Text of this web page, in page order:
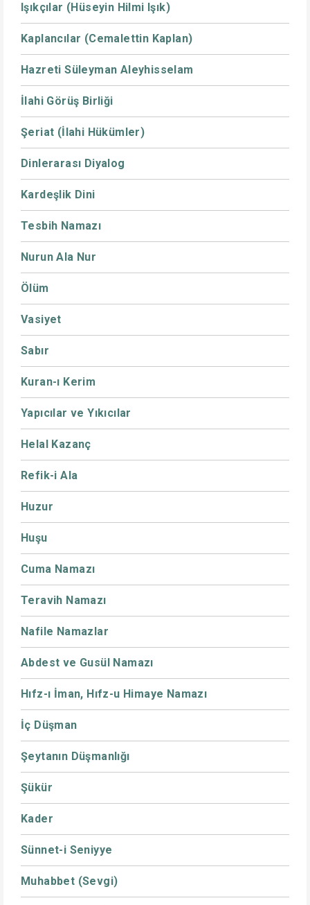
Işıkçılar (Hüseyin Hilmi Işık)
Kaplancılar (Cemalettin Kaplan)
Hazreti Süleyman Aleyhisselam
İlahi Görüş Birliği
Şeriat (İlahi Hükümler)
Dinlerarası Diyalog
Kardeşlik Dini
Tesbih Namazı
Nurun Ala Nur
Ölüm
Vasiyet
Sabır
Kuran-ı Kerim
Yapıcılar ve Yıkıcılar
Helal Kazanç
Refik-i Ala
Huzur
Huşu
Cuma Namazı
Teravih Namazı
Nafile Namazlar
Abdest ve Gusül Namazı
Hıfz-ı İman, Hıfz-u Himaye Namazı
İç Düşman
Şeytanın Düşmanlığı
Şükür
Kader
Sünnet-i Seniyye
Muhabbet (Sevgi)